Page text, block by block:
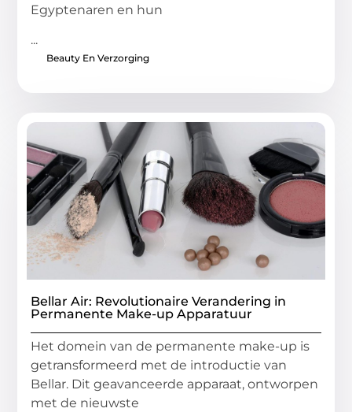
Egyptenaren en hun
...
Beauty En Verzorging
Bellar Air: Revolutionaire Verandering in
Permanente Make-up Apparatuur
Het domein van de permanente make-up is
getransformeerd met de introductie van
Bellar. Dit geavanceerde apparaat, ontworpen
met de nieuwste